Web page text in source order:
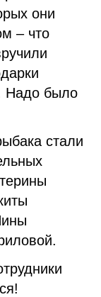
они
– что
Надо было
стали